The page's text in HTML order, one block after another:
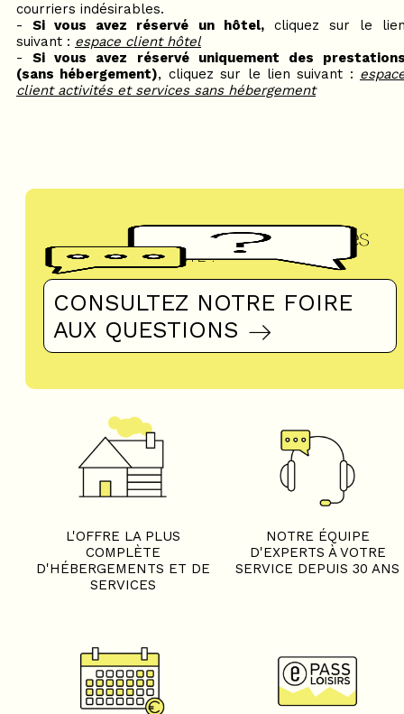
courriers indésirables.
-Si vous avez réservé un hôtel,cliquez sur le
suivant : espace client hôtel
-Si vous avez réservé uniquement des
(sans hébergement), cliquez sur le lien suivant :
client activités et services sans hébergement
Questions fréquentes
UN DOUTE ?
CONSULTEZ NOTRE FOIRE
AUX QUESTIONS
L'OFFRE LA PLUS
COMPLÈTE
D'HÉBERGEMENTS ET DE
SERVICES
NOTRE ÉQUIPE
D'EXPERTS À VOTRE
SERVICE DEPUIS 30 ANS